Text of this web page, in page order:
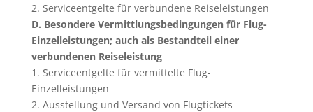
2. Serviceentgelte für verbundene Reiseleistungen
D. Besondere Vermittlungsbedingungen für Flug-
Einzelleistungen; auch als Bestandteil einer
verbundenen Reiseleistung
1. Serviceentgelte für vermittelte Flug-
Einzelleistungen
2. Ausstellung und Versand von Flugtickets